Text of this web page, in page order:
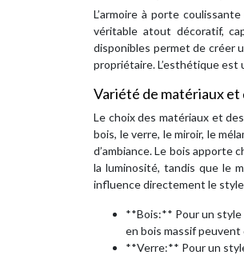
L’armoire à porte
véritable atout décoratif,
disponibles permet de créer
propriétaire. L’esthétique est
Variété de matériaux
Le choix des matériaux et
bois, le verre, le miroir, le
d’ambiance. Le bois
la luminosité, tandis que le
influence directement le style
**Bois:** Pour un style
en bois massif
**Verre:** Pour un